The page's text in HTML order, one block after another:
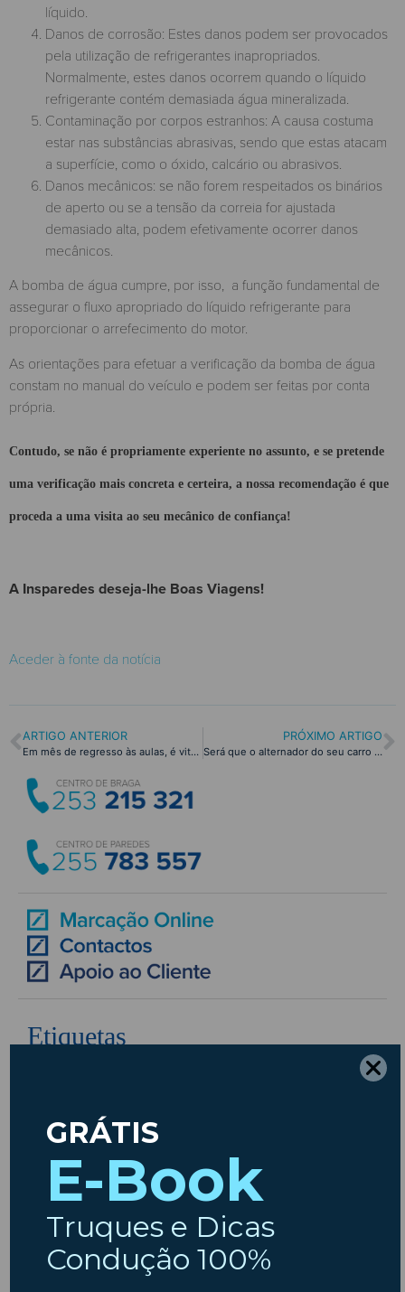
líquido.
Danos de corrosão: Estes danos podem ser provocados
pela utilização de refrigerantes inapropriados.
Normalmente, estes danos ocorrem quando o líquido
refrigerante contém demasiada água mineralizada.
Contaminação por corpos estranhos: A causa costuma
estar nas substâncias abrasivas, sendo que estas atacam
a superfície, como o óxido, calcário ou abrasivos.
Danos mecânicos: se não forem respeitados os binários
de aperto ou se a tensão da correia for ajustada
demasiado alta, podem efetivamente ocorrer danos
mecânicos.
A bomba de água cumpre, por isso, a função fundamental de
assegurar o fluxo apropriado do líquido refrigerante para
proporcionar o arrefecimento do motor.
As orientações para efetuar a verificação da bomba de água
constam no manual do veículo e podem ser feitas por conta
própria.
Contudo, se não é propriamente experiente no assunto, e se pretende
uma verificação mais concreta e certeira, a nossa recomendação é que
proceda a uma visita ao seu mecânico de confiança!
A Insparedes deseja-lhe Boas Viagens!
Aceder à fonte da notícia
ARTIGO ANTERIOR
Em mês de regresso às aulas, é vital garantir a segurança!
PRÓXIMO ARTIGO
Será que o alternador do seu carro tem avarias? Descubra já!
Etiquetas
Comprar Carro Condução
Estradas
Insparedes Inspeção Inverno Legislação
Manutenção Manutenção Auto Motas Motociclos
Primavera Páscoa
Segurança Segurança Rodoviária